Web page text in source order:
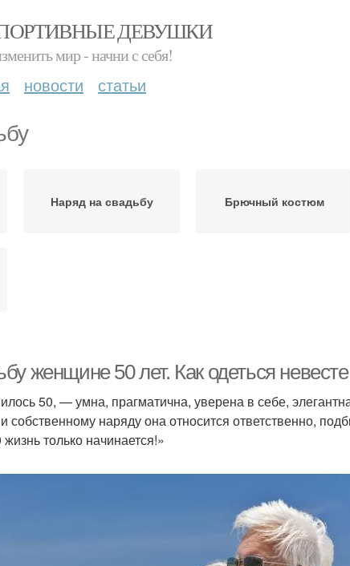
СПОРТИВНЫЕ ДЕВУШКИ
мир - начни с себя!
новости статьи
Наряд на свадьбу Брючный костюм
женщине 50 лет. Как одеться
50, — умна, прагматична, уверена в себе,
собственному наряду она относится ответственно,
только начинается!»